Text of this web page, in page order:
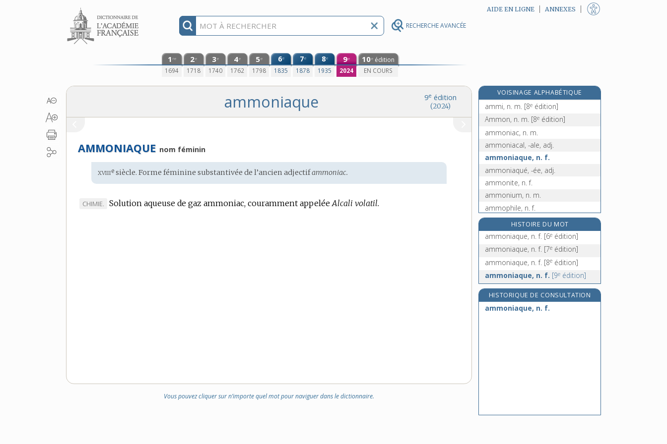
RECHERCHE AVANCÉE
Aller au contenu AIDE EN LIGNE ANNEXES
1 re
1694
2e
1718
3e
1740
4e
1762
5e
1798
6e
1835
7e
1878
8e
1935
9e
2024
10e édition
EN COURS
9e édition
(2024)
ammoniaque
AMMONIAQUE nom féminin
Étymologie
:
xviiie siècle. Forme féminine substantivée de l’ancien adjectifammoniac.
MARQUE
CHIMIE. Solution aqueuse de gaz ammoniac, couramment appelée Alcali volatil.
Vous pouvez cliquer sur n’importe quel mot pour naviguer dans le dictionnaire.
VOISINAGE ALPHABÉTIQUE
ammeistre, n. m.[6eédition]
ammi, n. m. [8e édition]
Ammon, n. m. [8e édition]
ammoniac, n. m.
ammoniacal, -ale, adj.
ammoniaque, n. f.
ammoniaqué, -ée, adj.
ammonite, n. f.
ammonium, n. m.
ammophile, n. f.
amnésie, n. f.
amnésique, adj.
amnios, n. m.
amniotique, adj.
amnistiable, adj.
HISTOIRE DU MOT
ammoniaque, n. f. [6e édition]
ammoniaque, n. f. [7e édition]
ammoniaque, n. f. [8e édition]
ammoniaque, n. f. [9e édition]
HISTORIQUE DE CONSULTATION
ammoniaque, n. f.